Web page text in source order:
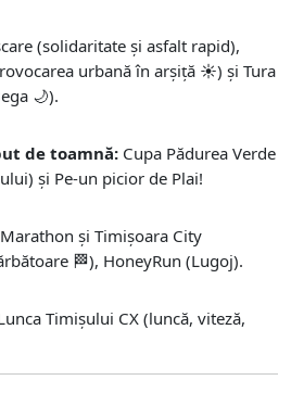
(solidaritate și asfalt rapid),
urbană în arșiță ☀️) și Tura
🌙).
de toamnă:Cupa Pădurea Verde
și Pe-un picior de Plai!
și Timișoara City
🏁), HoneyRun (Lugoj).
Timișului CX (luncă, viteză,